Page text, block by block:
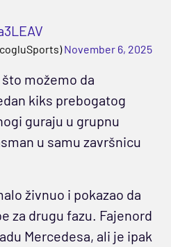
November 6, 2025
možemo da
kiks prebogatog
guraju u grupnu
u samu završnicu
živnuo i pokazao da
za drugu fazu. Fajenord
Mercedesa, ali je ipak